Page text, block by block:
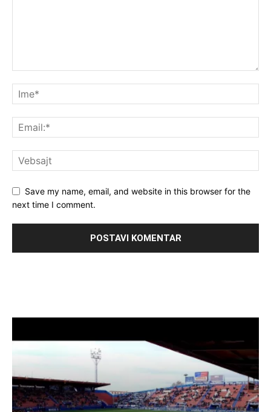
Save my name, email, and website in this browser for the
next time I comment.